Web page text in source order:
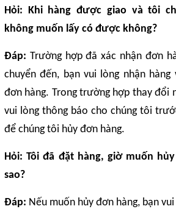
Hỏi: Khi hàng được giao và tôi
không muốn lấy có được không?
Đáp: Trường hợp đã xác nhận đơn
chuyển đến, bạn vui lòng nhận
đơn hàng. Trong trường hợp thay đổi
vui lòng thông báo cho chúng tôi
để chúng tôi hủy đơn hàng.
Hỏi: Tôi đã đặt hàng, giờ muốn
sao?
Đáp: Nếu muốn hủy đơn hàng, bạn